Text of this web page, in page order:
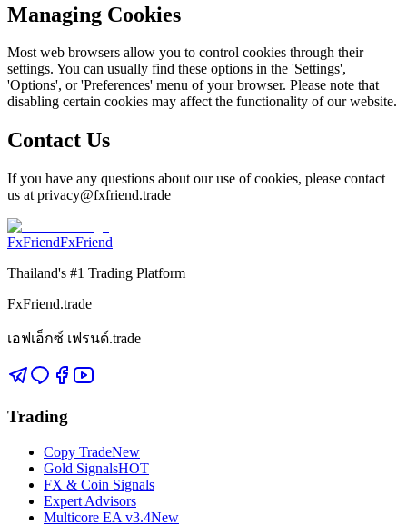
Managing Cookies
Most web browsers allow you to control cookies through their
settings. You can usually find these options in the 'Settings',
'Options', or 'Preferences' menu of your browser. Please note that
disabling certain cookies may affect the functionality of our website.
Contact Us
If you have any questions about our use of cookies, please contact
us at privacy@fxfriend.trade
FxFriendFxFriend
Thailand's #1 Trading Platform
FxFriend.trade
เอฟเอ็กซ์ เฟรนด์.trade
Trading
Copy TradeNew
Gold SignalsHOT
FX & Coin Signals
Expert Advisors
Multicore EA v3.4New